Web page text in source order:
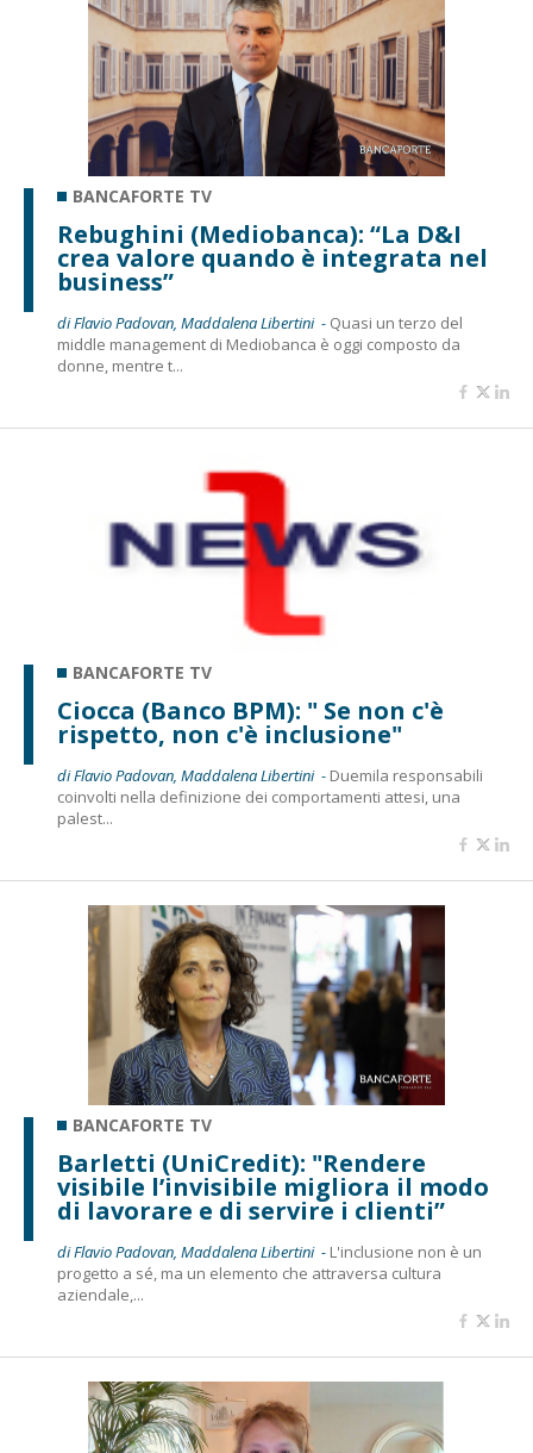
BANCAFORTE TV
Rebughini (Mediobanca): “La D&I
crea valore quando è integrata nel
business”
di Flavio Padovan, Maddalena Libertini - Quasi un terzo del
middle management di Mediobanca è oggi composto da
donne, mentre t...
BANCAFORTE TV
Ciocca (Banco BPM): " Se non c'è
rispetto, non c'è inclusione"
di Flavio Padovan, Maddalena Libertini - Duemila responsabili
coinvolti nella definizione dei comportamenti attesi, una
palest...
BANCAFORTE TV
Barletti (UniCredit): "Rendere
visibile l’invisibile migliora il modo
di lavorare e di servire i clienti”
di Flavio Padovan, Maddalena Libertini - L'inclusione non è un
progetto a sé, ma un elemento che attraversa cultura
aziendale,...